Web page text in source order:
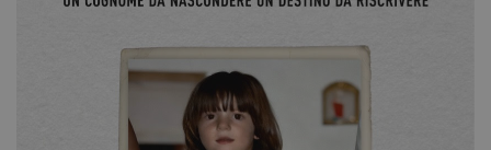
Cartella Stampa
Rassegna Stampa
Partecipa